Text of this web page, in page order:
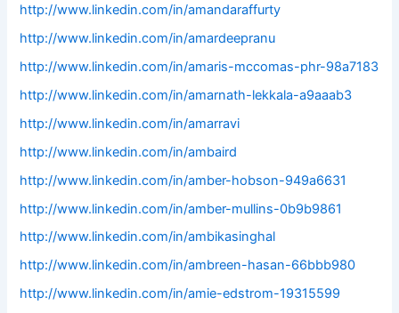
http://www.linkedin.com/in/amandaraffurty
http://www.linkedin.com/in/amardeepranu
http://www.linkedin.com/in/amaris-mccomas-phr-98a7183
http://www.linkedin.com/in/amarnath-lekkala-a9aaab3
http://www.linkedin.com/in/amarravi
http://www.linkedin.com/in/ambaird
http://www.linkedin.com/in/amber-hobson-949a6631
http://www.linkedin.com/in/amber-mullins-0b9b9861
http://www.linkedin.com/in/ambikasinghal
http://www.linkedin.com/in/ambreen-hasan-66bbb980
http://www.linkedin.com/in/amie-edstrom-19315599